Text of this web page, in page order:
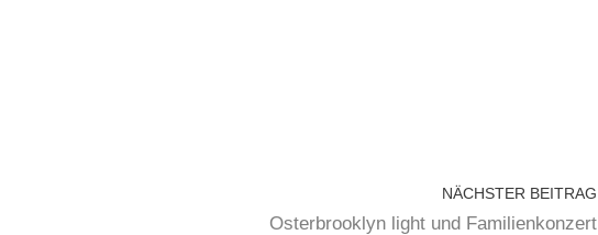
NÄCHSTER BEITRAG
Osterbrooklyn light und Familienkonzert